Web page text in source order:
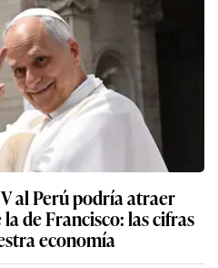
al Perú podría atraer
de Francisco: las cifras
economía